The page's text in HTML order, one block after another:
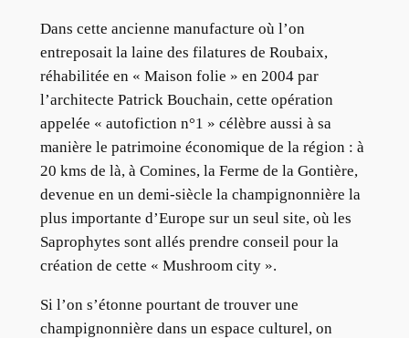
Dans cette ancienne manufacture où l’on
entreposait la laine des filatures de Roubaix,
réhabilitée en « Maison folie » en 2004 par
l’architecte Patrick Bouchain, cette opération
appelée « autofiction n°1 » célèbre aussi à sa
manière le patrimoine économique de la région : à
20 kms de là, à Comines, la Ferme de la Gontière,
devenue en un demi-siècle la champignonnière la
plus importante d’Europe sur un seul site, où les
Saprophytes sont allés prendre conseil pour la
création de cette « Mushroom city ».
Si l’on s’étonne pourtant de trouver une
champignonnière dans un espace culturel, on